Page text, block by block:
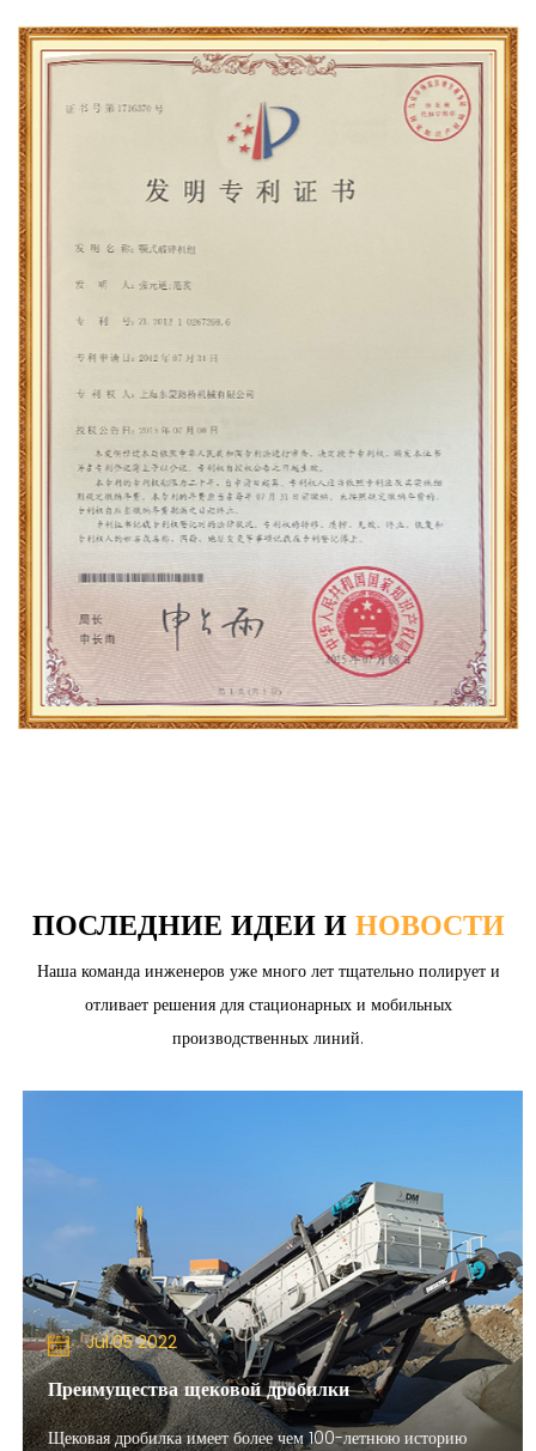
ПОСЛЕДНИЕ ИДЕИ И НОВОСТИ
Наша команда инженеров уже много лет тщательно полирует и
отливает решения для стационарных и мобильных
производственных линий.
Jul.05 2022
Преимущества щековой дробилки
Щековая дробилка имеет более чем 100-летнюю историю